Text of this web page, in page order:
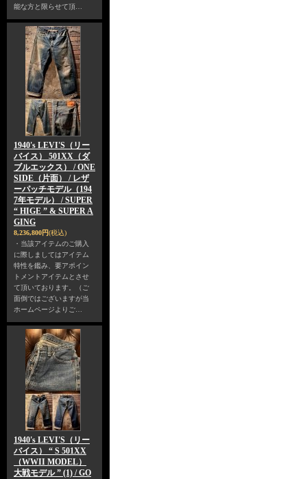
能な方と限らせて頂…
1940's LEVI'S（リー
バイス） 501XX（ダ
ブルエックス） / ONE
SIDE（片面） / レザ
ーパッチモデル（194
7年モデル） / SUPER
“ HIGE ” & SUPER A
GING
8,236,800円(税込)
・当該アイテムのご購入
に際しましてはアイテム
特性を鑑み、要アポイン
トメントアイテムとさせ
て頂いております。（ご
面倒ではございますが当
ホームページよりご…
1940's LEVI'S（リー
バイス） “ S 501XX
（WWII MODEL）
大戦モデル ” (1) / GO